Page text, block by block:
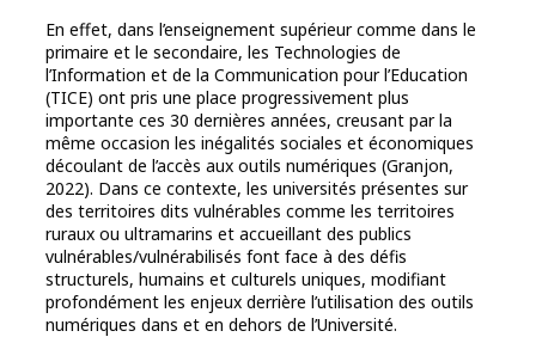
En effet, dans l’enseignement supérieur comme dans le
primaire et le secondaire, les Technologies de
l’Information et de la Communication pour l’Education
(TICE) ont pris une place progressivement plus
importante ces 30 dernières années, creusant par la
même occasion les inégalités sociales et économiques
découlant de l’accès aux outils numériques (Granjon,
2022). Dans ce contexte, les universités présentes sur
des territoires dits vulnérables comme les territoires
ruraux ou ultramarins et accueillant des publics
vulnérables/vulnérabilisés font face à des défis
structurels, humains et culturels uniques, modifiant
profondément les enjeux derrière l’utilisation des outils
numériques dans et en dehors de l’Université.